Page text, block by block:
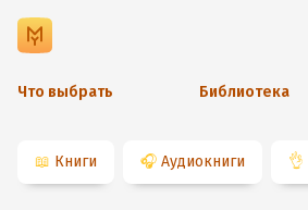
Что выбрать Библиотека
📖 Книги 🎧 Аудиокниги 👌